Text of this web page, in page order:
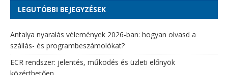
LEGUTÓBBI BEJEGYZÉSEK
Antalya nyaralás vélemények 2026-ban: hogyan olvasd a
szállás- és programbeszámolókat?
ECR rendszer: jelentés, működés és üzleti előnyök